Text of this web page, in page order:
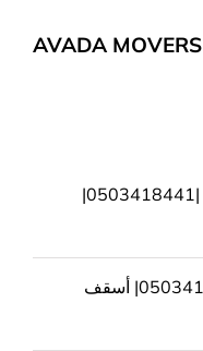
AVADA MOVERS
تركيب جبس بورد في راس الخيمة |0503418441|
تركيب فورسيلنج في العين |0503418441| أسقف